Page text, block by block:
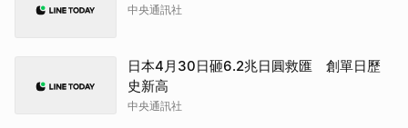
中央通訊社
日本4月30日砸6.2兆日圓救匯 創單日歷
史新高
中央通訊社